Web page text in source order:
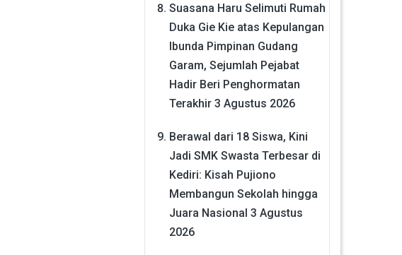
Suasana Haru Selimuti Rumah
Duka Gie Kie atas Kepulangan
Ibunda Pimpinan Gudang
Garam, Sejumlah Pejabat
Hadir Beri Penghormatan
Terakhir 3 Agustus 2026
Berawal dari 18 Siswa, Kini
Jadi SMK Swasta Terbesar di
Kediri: Kisah Pujiono
Membangun Sekolah hingga
Juara Nasional 3 Agustus
2026